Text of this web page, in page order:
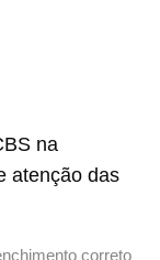
na
atenção das
correto